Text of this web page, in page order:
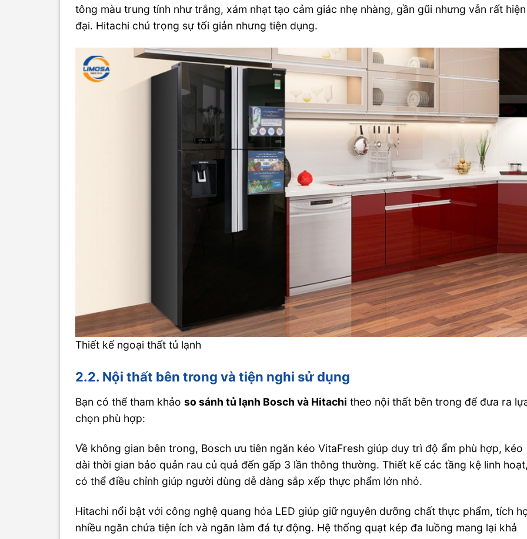
tông màu trung tính như trắng, xám nhạt tạo cảm giác nhẹ nhàng, gần gũi nhưng vẫn rất hiện
đại. Hitachi chú trọng sự tối giản nhưng tiện dụng.
Thiết kế ngoại thất tủ lạnh
2.2. Nội thất bên trong và tiện nghi sử dụng
Bạn có thể tham khảoso sánh tủ lạnh Bosch và Hitachi theo nội thất bên trong để đưa ra
chọn phù hợp:
Về không gian bên trong, Bosch ưu tiên ngăn kéo VitaFresh giúp duy trì độ ẩm phù hợp, kéo
dài thời gian bảo quản rau củ quả đến gấp 3 lần thông thường. Thiết kế các tầng kệ linh
có thể điều chỉnh giúp người dùng dễ dàng sắp xếp thực phẩm lớn nhỏ.
Hitachi nổi bật với công nghệ quang hóa LED giúp giữ nguyên dưỡng chất thực phẩm, tích
nhiều ngăn chứa tiện ích và ngăn làm đá tự động. Hệ thống quạt kép đa luồng mang lại khả